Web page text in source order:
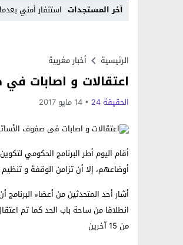
أخر المستجدات استنفار أمني
Previous
Next
الرئيسية أخبار مغربية
اعتقالات و اصابات
الحقيقة 24 14 مايو 2017
أوضاعهم، إلا أن تزامن الوقفة و
أشار أحد المتحدثين من أعضاء
انطلاقا من ساحة باب الحد كما تم
من 15 آخرين